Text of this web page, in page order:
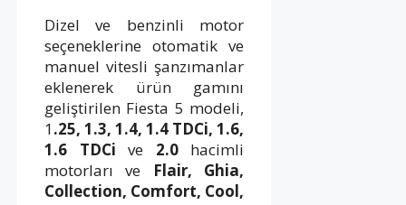
Dizel ve benzinli motor
seçeneklerine otomatik ve
manuel vitesli şanzımanlar
eklenerek ürün gamını
geliştirilen Fiesta 5 modeli,
1.25, 1.3, 1.4, 1.4 TDCi, 1.6,
1.6 TDCive 2.0hacimli
motorları ve Flair, Ghia,
Collection, Comfort, Cool,